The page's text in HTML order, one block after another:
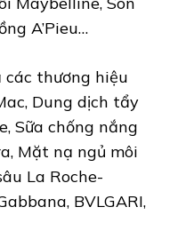
A’Pieu…
thương hiệu
Dung dịch tẩy
Sữa chống nắng
Mặt nạ ngủ môi
La Roche-
BVLGARI,